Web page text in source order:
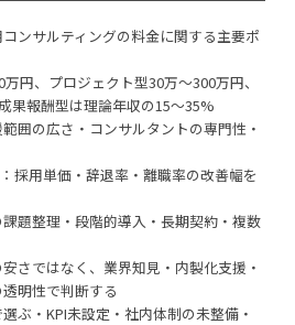
ンサルティングの料金に関する主要ポ
円、プロジェクト型30万〜300万円、
果報酬型は理論年収の15〜35%
範囲の広さ・コンサルタントの専門性・
：採用単価・辞退率・離職率の改善幅を
課題整理・段階的導入・長期契約・複数
安さではなく、業界知見・内製化支援・
明性で判断する
ぶ・KPI未設定・社内体制の未整備・